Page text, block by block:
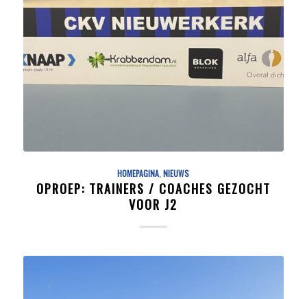
HOMEPAGINA,NIEUWS
OPROEP: TRAINERS / COACHES GEZOCHT
VOOR J2